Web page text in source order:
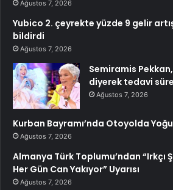
Ağustos 7, 2026
Yubico 2. çeyrekte yüzde 9 gelir
bildirdi
Ağustos 7, 2026
Semiramis
diyerek tedavi
Ağustos 7, 2026
Kurban Bayramı’nda Otoyolda
Ağustos 7, 2026
Almanya Türk Toplumu’ndan “Irkçı
Her Gün Can Yakıyor” Uyarısı
Ağustos 7, 2026